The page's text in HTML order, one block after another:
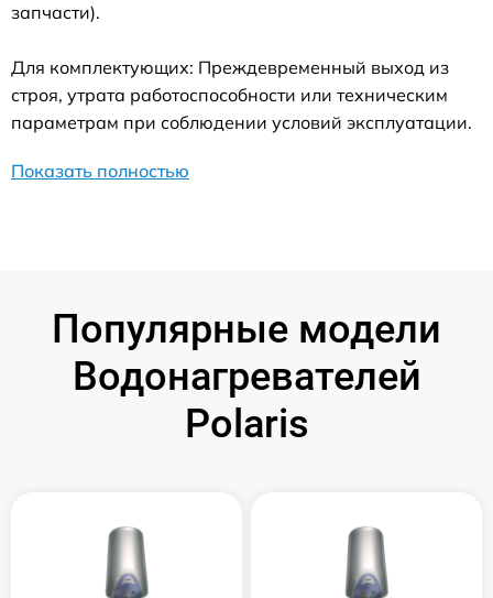
запчасти).
Для комплектующих: Преждевременный выход из
строя, утрата работоспособности или техническим
параметрам при соблюдении условий эксплуатации.
Показать полностью
Популярные модели
Водонагревателей
Polaris